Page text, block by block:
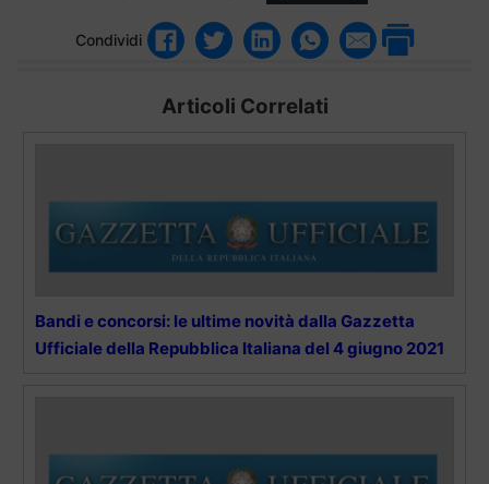
Condividi
Articoli Correlati
Bandi e concorsi: le ultime novità dalla Gazzetta
Ufficiale della Repubblica Italiana del 4 giugno 2021